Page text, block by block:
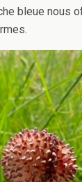
bleue nous